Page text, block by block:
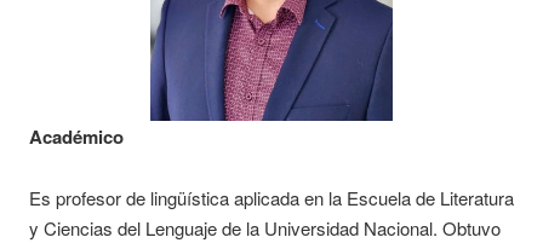
Académico
Es profesor de lingüística aplicada en la Escuela de Literatura
y Ciencias del Lenguaje de la Universidad Nacional. Obtuvo